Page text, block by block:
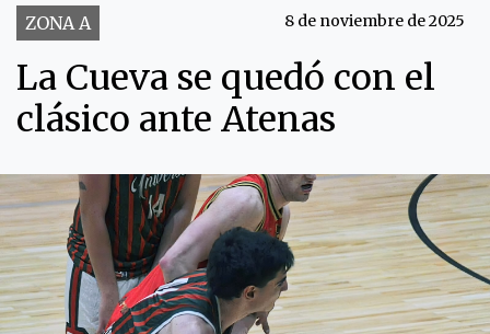
ZONA A 8 de noviembre de 2025
La Cueva se quedó con el
clásico ante Atenas